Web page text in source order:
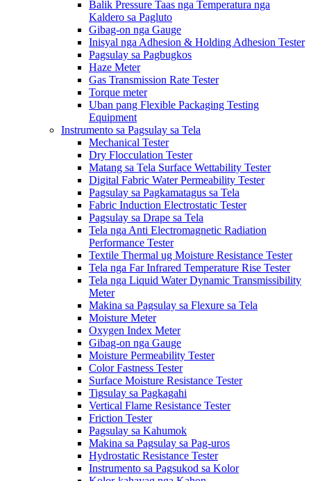
Balik Pressure Taas nga Temperatura nga
Kaldero sa Pagluto
Gibag-on nga Gauge
Inisyal nga Adhesion & Holding Adhesion Tester
Pagsulay sa Pagbugkos
Haze Meter
Gas Transmission Rate Tester
Torque meter
Uban pang Flexible Packaging Testing
Equipment
Instrumento sa Pagsulay sa Tela
Mechanical Tester
Dry Flocculation Tester
Matang sa Tela Surface Wettability Tester
Digital Fabric Water Permeability Tester
Pagsulay sa Pagkamatagus sa Tela
Fabric Induction Electrostatic Tester
Pagsulay sa Drape sa Tela
Tela nga Anti Electromagnetic Radiation
Performance Tester
Textile Thermal ug Moisture Resistance Tester
Tela nga Far Infrared Temperature Rise Tester
Tela nga Liquid Water Dynamic Transmissibility
Meter
Makina sa Pagsulay sa Flexure sa Tela
Moisture Meter
Oxygen Index Meter
Gibag-on nga Gauge
Moisture Permeability Tester
Color Fastness Tester
Surface Moisture Resistance Tester
Tigsulay sa Pagkagahi
Vertical Flame Resistance Tester
Friction Tester
Pagsulay sa Kahumok
Makina sa Pagsulay sa Pag-uros
Hydrostatic Resistance Tester
Instrumento sa Pagsukod sa Kolor